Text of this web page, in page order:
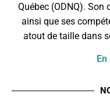
Québec (ODNQ). Son
ainsi que ses
atout de taille dans